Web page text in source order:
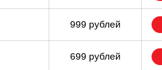
999 рублей
699 рублей